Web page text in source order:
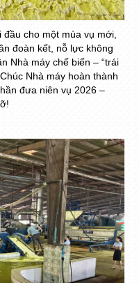
cho một mùa vụ mới,
đoàn kết, nỗ lực không
Nhà máy chế biến – “trái
Nhà máy hoàn thành
đưa niên vụ 2026 –